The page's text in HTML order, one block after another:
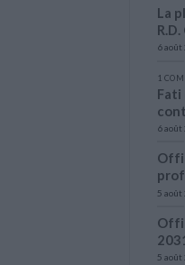
La
6 août
1
Fati
6 août
5 août
5 août